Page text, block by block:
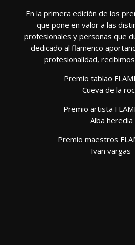
En la primera edición de los
que pone en valor a las
profesionales y personas que
dedicado al flamenco
profesionalidad,
Premio tablao
Cueva de la
Premio artista
Alba heredia
Premio maestros
Ivan vargas